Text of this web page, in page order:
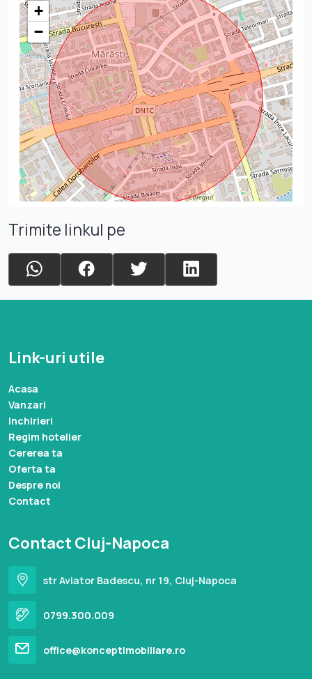
+
−
Trimite linkul pe
Link-uri utile
Acasa
Vanzari
Inchirieri
Regim hotelier
Cererea ta
Oferta ta
Despre noi
Contact
Contact Cluj-Napoca
str Aviator Badescu, nr 19, Cluj-Napoca
0799.300.009
office@konceptimobiliare.ro